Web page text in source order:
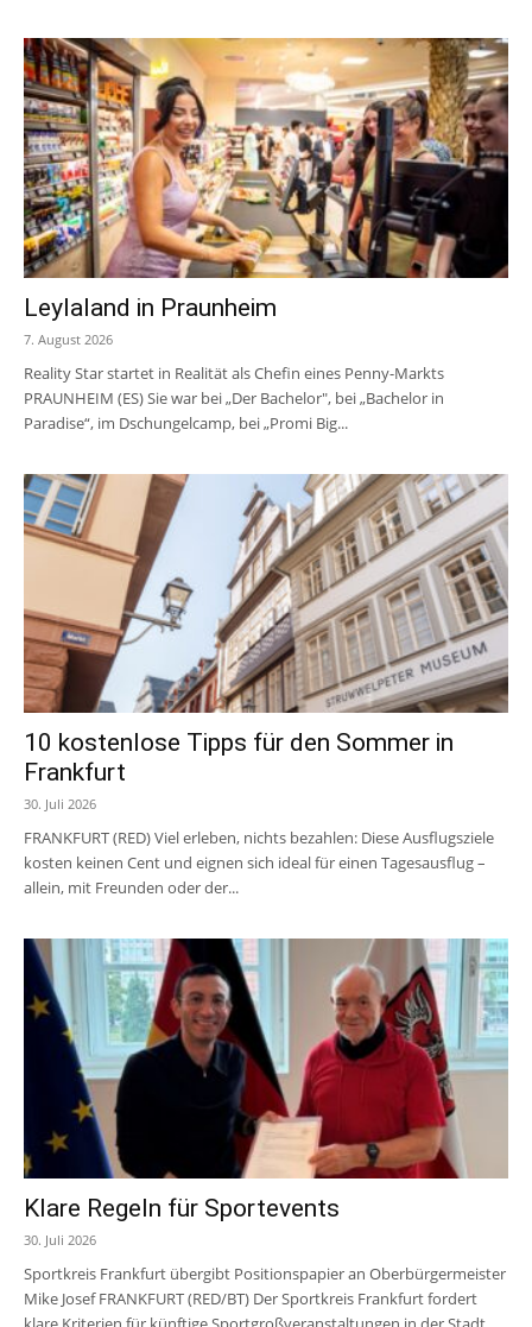
Leylaland in Praunheim
7. August 2026
Reality Star startet in Realität als Chefin eines Penny-Markts
PRAUNHEIM (ES) Sie war bei „Der Bachelor", bei „Bachelor in
Paradise“, im Dschungelcamp, bei „Promi Big...
10 kostenlose Tipps für den Sommer in
Frankfurt
30. Juli 2026
FRANKFURT (RED) Viel erleben, nichts bezahlen: Diese Ausflugsziele
kosten keinen Cent und eignen sich ideal für einen Tagesausflug –
allein, mit Freunden oder der...
Klare Regeln für Sportevents
30. Juli 2026
Sportkreis Frankfurt übergibt Positionspapier an Oberbürgermeister
Mike Josef FRANKFURT (RED/BT) Der Sportkreis Frankfurt fordert